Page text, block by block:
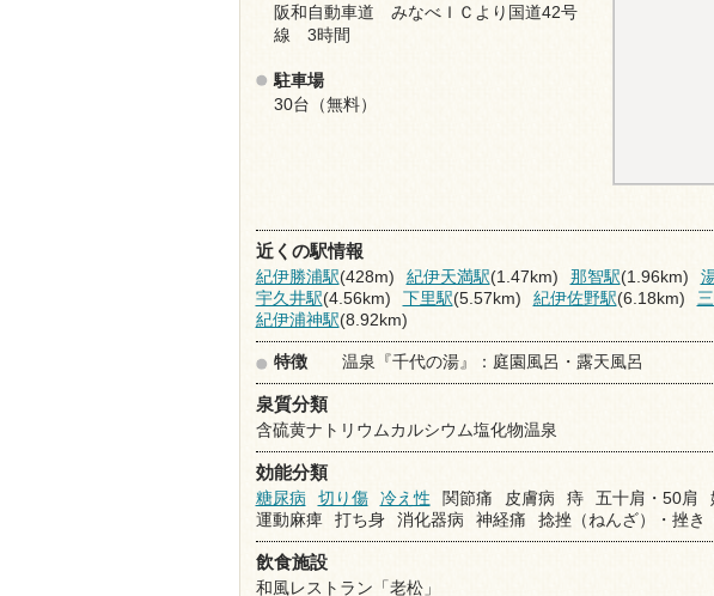
阪和自動車道 みなべＩＣより国道42号
線 3時間
駐車場
30台（無料）
近くの駅情報
紀伊勝浦駅(428m) 紀伊天満駅(1.47km) 那智駅(1.96km)
宇久井駅(4.56km) 下里駅(5.57km) 紀伊佐野駅(6.18km)
紀伊浦神駅(8.92km)
特徴 温泉『千代の湯』：庭園風呂・露天風呂
泉質分類
含硫黄ナトリウムカルシウム塩化物温泉
効能分類
糖尿病
切り傷 冷え性 関節痛 皮膚病 痔 五十肩・50肩
運動麻痺
打ち身 消化器病 神経痛 捻挫（ねんざ）・挫き
飲食施設
和風レストラン「老松」